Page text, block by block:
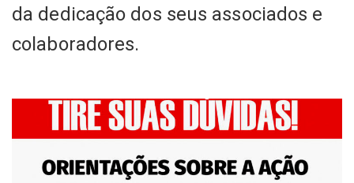
da dedicação dos seus associados e
colaboradores.